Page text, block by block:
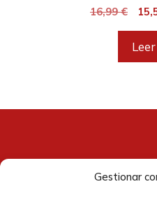
Gestionar
16,99€
El
era: